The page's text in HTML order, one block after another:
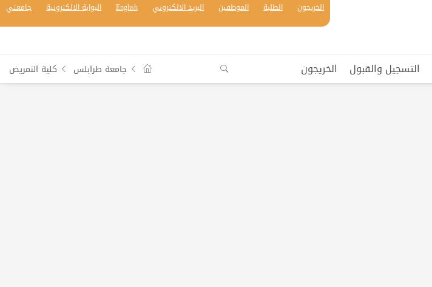
الخريجون الطلبة الموظفين البريد الالكتروني English البوابة الالكترونية جامعتي
التسجيل والقبول الخريجون جامعة طرابلس كلية التمريض